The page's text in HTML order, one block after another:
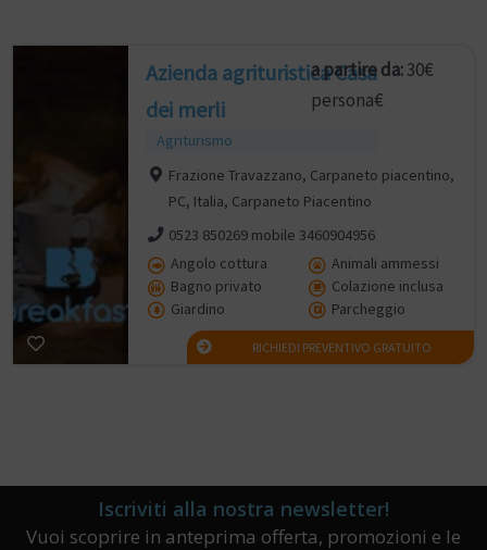
Azienda agrituristica Casa
dei merli
Agriturismo
a partire da:30€
persona€
Frazione Travazzano, Carpaneto piacentino,
PC, Italia, Carpaneto Piacentino
0523 850269 mobile 3460904956
Angolo cottura
Animali ammessi
Bagno privato
Colazione inclusa
Giardino
Parcheggio
RICHIEDI PREVENTIVO GRATUITO
Iscriviti alla nostra newsletter!
Vuoi scoprire in anteprima offerta, promozioni e le